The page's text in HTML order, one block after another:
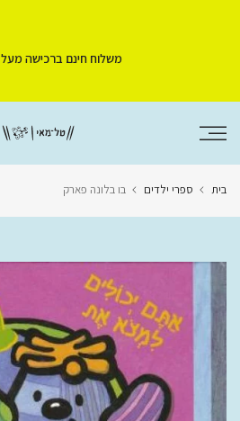
משלוח חינם ברכישה מעל 150 ש"ח
בית ספרי ילדים בו בלונה פארק